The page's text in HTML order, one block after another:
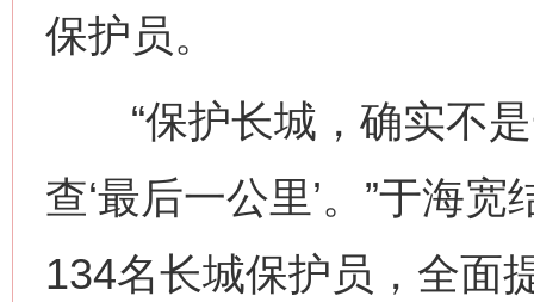
保护员。
“保护长城，确实不是
查‘最后一公里’。”于海
134名长城保护员，全面